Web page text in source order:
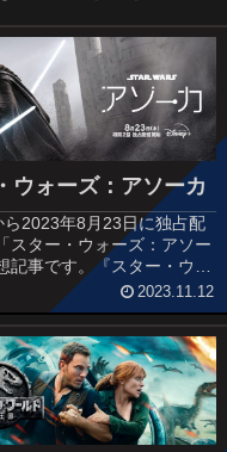
ウォーズ：アソーカ
ら2023年8月23日に独占配
スター・ウォーズ：アソー
記事です。『スター・ウォ
ーン・ウォーズ』(2008)で初
スター・ウォーズ/クロー
ズ』のテレビシリーズをは
スピン...
2023.11.12